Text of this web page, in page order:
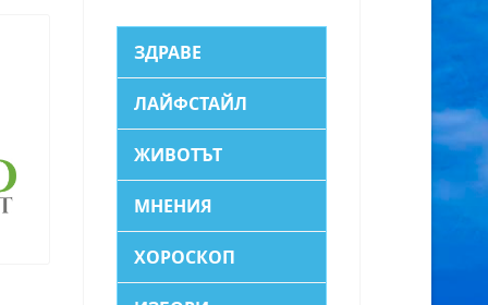
ЗДРАВЕ
ЛАЙФСТАЙЛ
ЖИВОТЪТ
МНЕНИЯ
ХОРОСКОП